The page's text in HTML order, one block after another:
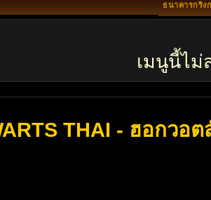
ธนาคารกริง
เมนูนี้ไม่
THAI - ฮอกวอต